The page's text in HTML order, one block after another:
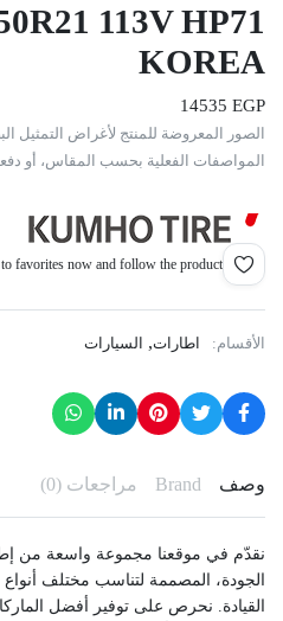
113V HP71
KOREA
14535 EGP
الصور المعروضة للمنتج لأغراض التمثيل
المواصفات الفعلية بحسب المقاس، أو
favorites now and follow the product.
الأقسام: اطارات, السيارات
وصف Brand مراجعات (0)
نقدّم في موقعنا مجموعة واسعة من
الجودة، المصممة لتناسب مختلف
القيادة. نحرص على توفير أفضل